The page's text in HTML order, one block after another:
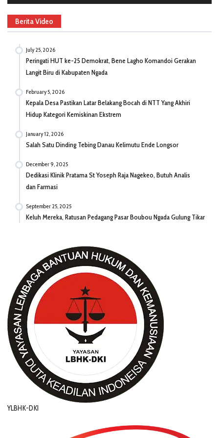
Berita Video
July 25, 2026
Peringati HUT ke-25 Demokrat, Bene Lagho Komandoi Gerakan
Langit Biru di Kabupaten Ngada
February 5, 2026
Kepala Desa Pastikan Latar Belakang Bocah di NTT Yang Akhiri
Hidup Kategori Kemiskinan Ekstrem
January 12, 2026
Salah Satu Dinding Tebing Danau Kelimutu Ende Longsor
December 9, 2025
Dedikasi Klinik Pratama St Yoseph Raja Nagekeo, Butuh Analis
dan Farmasi
September 25, 2025
Keluh Mereka, Ratusan Pedagang Pasar Boubou Ngada Gulung Tikar
YLBHK-DKI